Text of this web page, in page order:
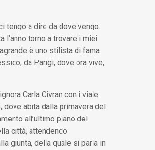
tengo a dire da dove vengo.
l’anno torno a trovare i miei
è uno stilista di fama
da Parigi, dove ora vive,
Carla Civran con i viale
abita dalla primavera del
all’ultimo piano del
città, attendendo
giunta, della quale si parla in